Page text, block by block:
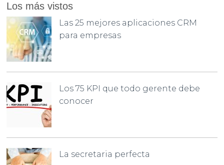
Los más vistos
Las 25 mejores aplicaciones CRM
para empresas
Los 75 KPI que todo gerente debe
conocer
La secretaria perfecta